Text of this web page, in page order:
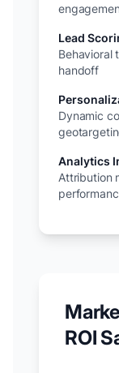
Lead
Behavioral
handoff
Dynamic
Analytics
Attribution
ROI